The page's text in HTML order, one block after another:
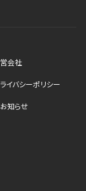
会社
イバシーポリシー
お知らせ